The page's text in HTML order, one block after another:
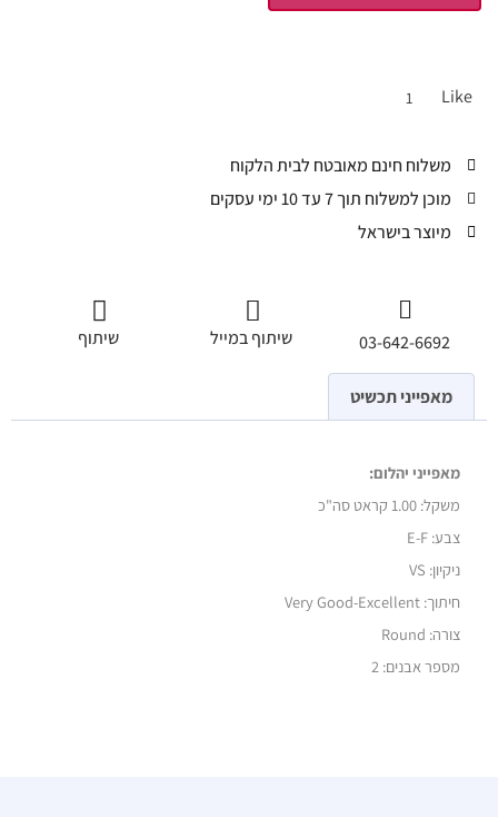
Like
1
משלוח חינם מאובטח לבית הלקוח
מוכן למשלוח תוך 7 עד 10 ימי עסקים
מיוצר בישראל
03-642-6692 שיתוף במייל שיתוף
מאפייני תכשיט
מאפייני יהלום:
משקל: 1.00 קראט סה"כ
צבע: E-F
ניקיון: VS
חיתוך: Very Good-Excellent
צורה: Round
מספר אבנים: 2